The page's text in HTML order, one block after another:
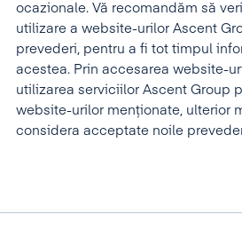
ocazionale. Vă recomandăm să
utilizare a website-urilor Ascent
prevederi, pentru a fi tot timpul
acestea. Prin accesarea website-
utilizarea serviciilor Ascent Group
website-urilor menționate, ulterior
considera acceptate noile